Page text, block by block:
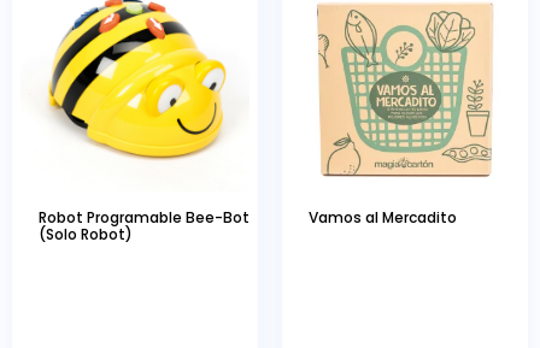
Robot Programable Bee-Bot
(Solo Robot)
Vamos al Mercadito